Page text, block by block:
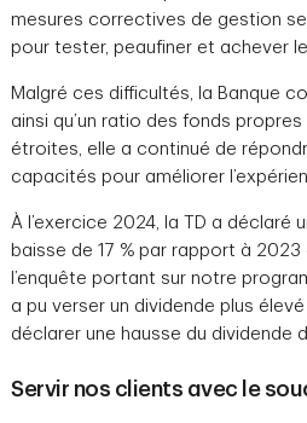
mesures correctives de gestion
pour tester, peaufiner et achever
Malgré ces difficultés, la Banque
ainsi qu’un ratio des fonds
étroites, elle a continué de
capacités pour améliorer
À l’exercice 2024, la TD a déclaré
baisse de 17 % par rapport à
l’enquête portant sur notre
a pu verser un dividende plus
déclarer une hausse du dividende
Servir nos clients avec le